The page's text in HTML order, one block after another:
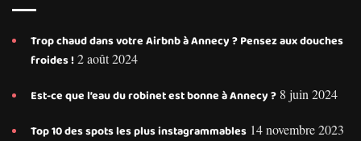
Trop chaud dans votre Airbnb à Annecy ? Pensez aux douches
froides ! 2 août 2024
Est-ce que l’eau du robinet est bonne à Annecy ? 8 juin 2024
Top 10 des spots les plus instagrammables 14 novembre 2023